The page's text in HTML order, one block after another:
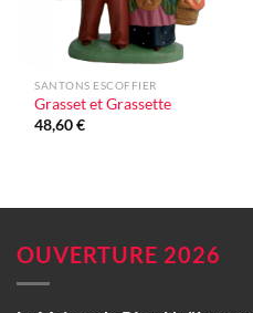
SANTONS ESCOFFIER
Grasset et Grassette
48,60€
OUVERTURE 2026